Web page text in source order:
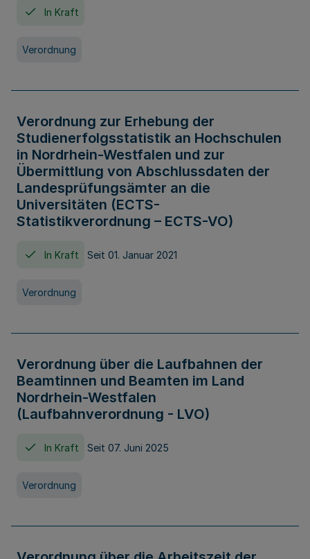
In Kraft
Verordnung
Verordnung zur Erhebung der
Studienerfolgsstatistik an Hochschulen
in Nordrhein-Westfalen und zur
Übermittlung von Abschlussdaten der
Landesprüfungsämter an die
Universitäten (ECTS-
Statistikverordnung – ECTS-VO)
In Kraft Seit 01. Januar 2021
Verordnung
Verordnung über die Laufbahnen der
Beamtinnen und Beamten im Land
Nordrhein-Westfalen
(Laufbahnverordnung - LVO)
In Kraft Seit 07. Juni 2025
Verordnung